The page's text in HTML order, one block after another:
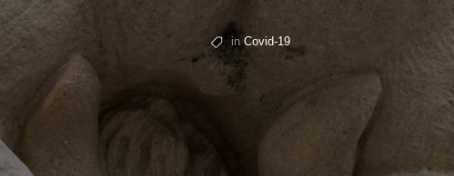
in Covid-19